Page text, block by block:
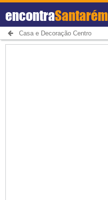
encontraSantarém
Casa e Decoração Centro